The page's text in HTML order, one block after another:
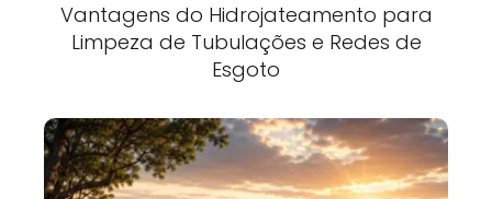
Vantagens do Hidrojateamento para
Limpeza de Tubulações e Redes de
Esgoto